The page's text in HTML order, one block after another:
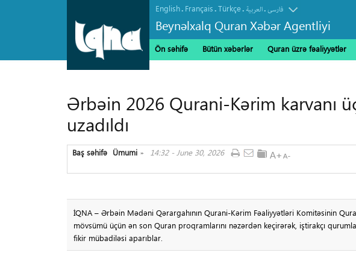
English. Français.Türkçe. العربیة.فارسی
Beynəlxalq Quran Xəbər Agentliyi
Ön səhifə Bütün xəbərlər Quran üzrə fəaliyyətlər
Ərbəin 2026 Qurani-Kərim karvanı
uzadıldı
Baş səhifə »
Ümumi 14:32 - June 30, 2026
İQNA – Ərbəin Mədəni Qərargahının Qurani-Kərim Fəaliyyətləri Komitəsinin
mövsümü üçün ən son Quran proqramlarını nəzərdən keçirərək, iştirakçı
fikir mübadiləsi aparıblar.